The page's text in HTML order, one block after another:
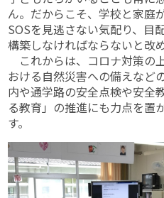
ん。だからこそ、学校と家庭
SOSを見逃さない気配り、目
構築しなければならないと改
これからは、コロナ対策の
おける自然災害への備えなど
内や通学路の安全点検や安全
る教育」の推進にも力点を置
す。